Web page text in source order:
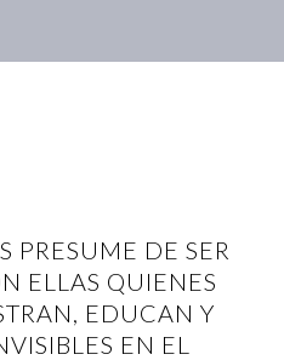
PRESUME DE SER
ELLAS QUIENES
EDUCAN Y
EN EL